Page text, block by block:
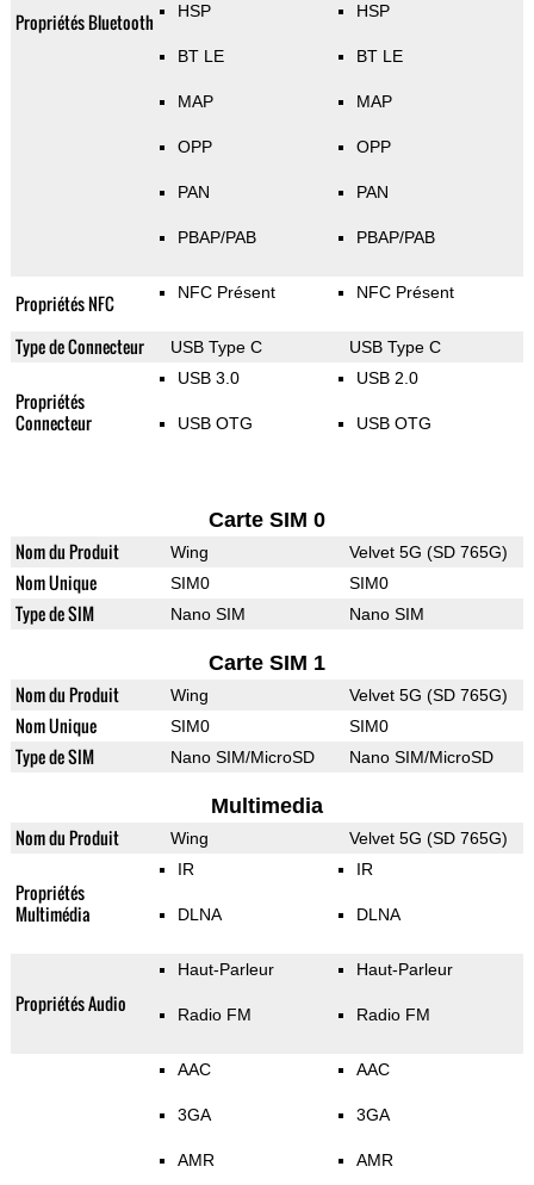
Propriétés Bluetooth HSP
BT LE
MAP
OPP
PAN
PBAP/PAB
HSP
BT LE
MAP
OPP
PAN
PBAP/PAB
Propriétés NFC NFC Présent NFC Présent
Type de Connecteur USB Type C USB Type C
Propriétés
Connecteur
USB 3.0
USB OTG
USB 2.0
USB OTG
Carte SIM 0
Nom du Produit Wing Velvet 5G (SD 765G)
Nom Unique SIM0 SIM0
Type de SIM Nano SIM Nano SIM
Carte SIM 1
Nom du Produit Wing Velvet 5G (SD 765G)
Nom Unique SIM0 SIM0
Type de SIM Nano SIM/MicroSD Nano SIM/MicroSD
Multimedia
Nom du Produit Wing Velvet 5G (SD 765G)
Propriétés
Multimédia
IR
DLNA
IR
DLNA
Propriétés Audio
Haut-Parleur
Radio FM
Haut-Parleur
Radio FM
AAC
3GA
AMR
AAC
3GA
AMR